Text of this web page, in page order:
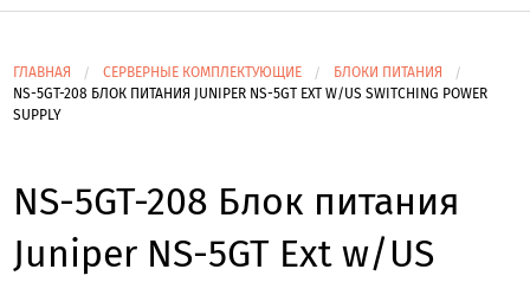
ГЛАВНАЯ СЕРВЕРНЫЕ КОМПЛЕКТУЮЩИЕ
БЛОКИ ПИТАНИЯ
NS-5GT-208 БЛОК ПИТАНИЯ JUNIPER NS-5GT EXT W/US SWITCHING POWER
SUPPLY
NS-5GT-208 Блок питания
Juniper NS-5GT Ext w/US